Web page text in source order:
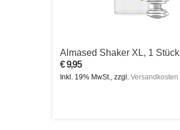
Almased Shaker XL, 1 Stück
€ 9,95
Inkl. 19% MwSt., zzgl. Versandkosten